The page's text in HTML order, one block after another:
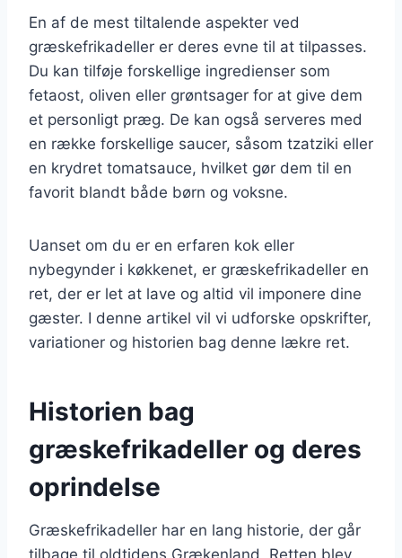
En af de mest tiltalende aspekter ved
græskefrikadeller er deres evne til at tilpasses.
Du kan tilføje forskellige ingredienser som
fetaost, oliven eller grøntsager for at give dem
et personligt præg. De kan også serveres med
en række forskellige saucer, såsom tzatziki eller
en krydret tomatsauce, hvilket gør dem til en
favorit blandt både børn og voksne.
Uanset om du er en erfaren kok eller
nybegynder i køkkenet, er græskefrikadeller en
ret, der er let at lave og altid vil imponere dine
gæster. I denne artikel vil vi udforske opskrifter,
variationer og historien bag denne lækre ret.
Historien bag
græskefrikadeller og deres
oprindelse
Græskefrikadeller har en lang historie, der går
tilbage til oldtidens Grækenland. Retten blev